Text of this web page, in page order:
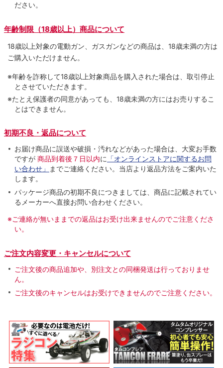
ださい。
年齢制限（18歳以上）商品について
18歳以上対象の電動ガン、ガスガンなどの商品は、18歳未満の方は
ご購入いただけません。
※年齢を詐称して18歳以上対象商品を購入された場合は、取引停止
とさせていただきます。
※たとえ保護者の同意があっても、18歳未満の方にはお売りするこ
とはできません。
初期不良・返品について
お届け商品に誤送や破損・汚れなどがあった場合は、大変お手数
ですが 商品到着後７日以内に 「オンラインストアに関するお問
い合わせ」 までご連絡ください。当店より返品方法をご案内いた
します。
パッケージ商品の初期不良につきましては、商品に記載されてい
るメーカーへ直接お問い合わせください。
※ご連絡が無いままでの返品はお受け出来ませんのでご注意くださ
い。
ご注文内容変更・キャンセルについて
ご注文後の商品追加や、別注文との同梱発送は行っておりませ
ん。
ご注文後のキャンセルはお受けできませんのでご注意ください。